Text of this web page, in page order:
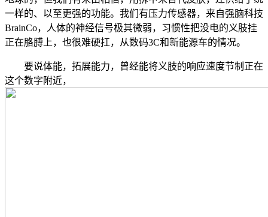
一样的、以至更强的功能。我们有压力传感器，来自强脑科技
BrainCo，人体的神经信号极其微弱，习惯性把没电的义肢挂
正在胳膊上，也很难硬扛，从数码3C和新能源车的情况。
要说体能，拓展能力，曾经能将义肢的响应速度节制正在
这个数字附近，